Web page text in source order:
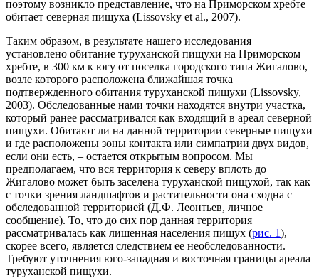
поэтому возникло представление, что на Приморском хребте
обитает северная пищуха (Lissovsky et al., 2007).
Таким образом, в результате нашего исследования
установлено обитание туруханской пищухи на Приморском
хребте, в 300 км к югу от поселка городского типа Жигалово,
возле которого расположена ближайшая точка
подтвержденного обитания туруханской пищухи (Lissovsky,
2003). Обследованные нами точки находятся внутри участка,
который ранее рассматривался как входящий в ареал северной
пищухи. Обитают ли на данной территории северные пищухи
и где расположены зоны контакта или симпатрии двух видов,
если они есть, – остается открытым вопросом. Мы
предполагаем, что вся территория к северу вплоть до
Жигалово может быть заселена туруханской пищухой, так как
с точки зрения ландшафтов и растительности она сходна с
обследованной территорией (Д.Ф. Леонтьев, личное
сообщение). То, что до сих пор данная территория
рассматривалась как лишенная населения пищух (рис. 1),
скорее всего, является следствием ее необследованности.
Требуют уточнения юго-западная и восточная границы ареала
туруханской пищухи.